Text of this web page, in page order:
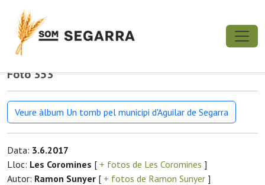
Foto 353
Veure àlbum Un tomb pel municipi d'Aguilar de Segarra
Data: 3.6.2017
Lloc: Les Coromines [ + fotos de Les Coromines ]
Autor: Ramon Sunyer [ + fotos de Ramon Sunyer ]